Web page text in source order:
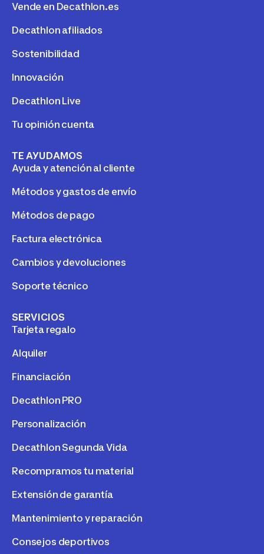
Vende en Decathlon.es
Decathlon afiliados
Sostenibilidad
Innovación
Decathlon Live
Tu opinión cuenta
TE AYUDAMOS
Ayuda y atención al cliente
Métodos y gastos de envío
Métodos de pago
Factura electrónica
Cambios y devoluciones
Soporte técnico
SERVICIOS
Tarjeta regalo
Alquiler
Financiación
Decathlon PRO
Personalización
Decathlon Segunda Vida
Recompramos tu material
Extensión de garantía
Mantenimiento y reparación
Consejos deportivos